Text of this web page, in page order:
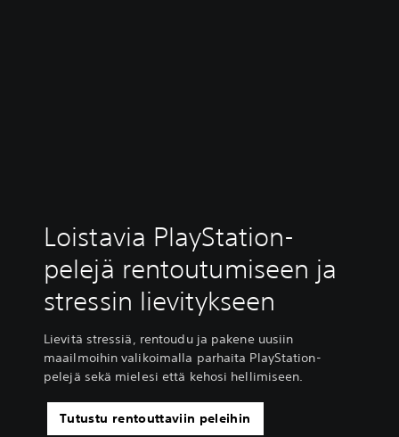
Loistavia PlayStation-
pelejä rentoutumiseen ja
stressin lievitykseen
Lievitä stressiä, rentoudu ja pakene uusiin
maailmoihin valikoimalla parhaita PlayStation-
pelejä sekä mielesi että kehosi hellimiseen.
Tutustu rentouttaviin peleihin